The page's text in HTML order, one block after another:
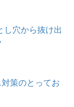
し穴から抜け出
策のとってお